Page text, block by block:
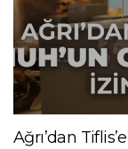
Ağrı’dan